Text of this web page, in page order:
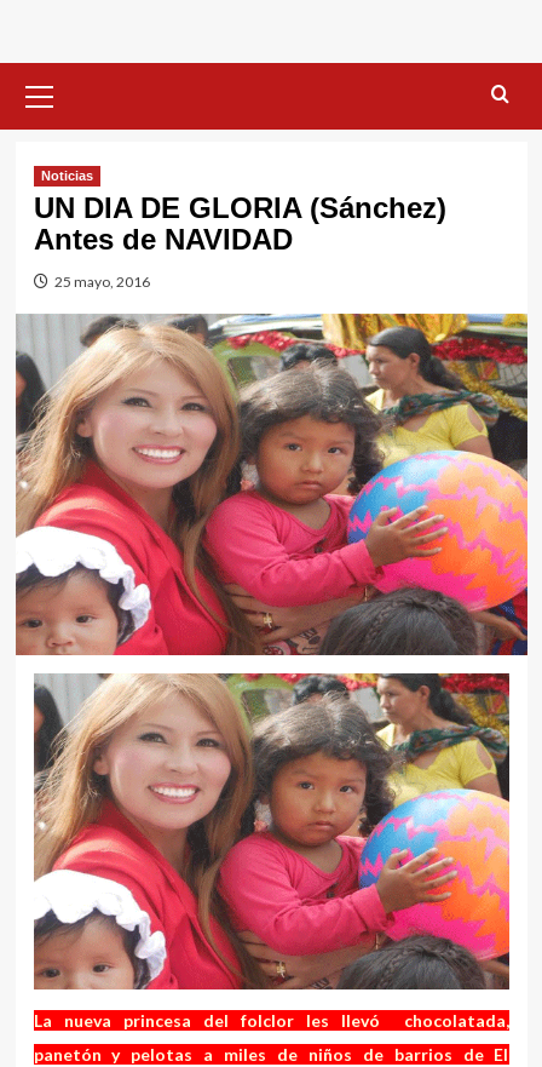
primario
Noticias
UN DIA DE GLORIA (Sánchez)
Antes de NAVIDAD
25 mayo, 2016
La nueva princesa del folclor les llevó chocolatada,
panetón y pelotas a miles de niños de barrios de El